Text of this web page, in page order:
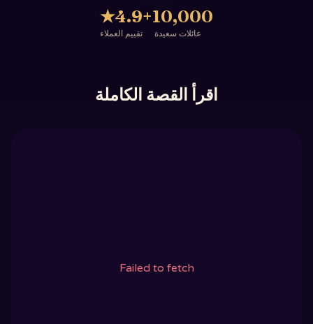
10,000+
عائلات سعيدة
4.9
★
تقييم العملاء
اقرأ القصة الكاملة
Failed to fetch